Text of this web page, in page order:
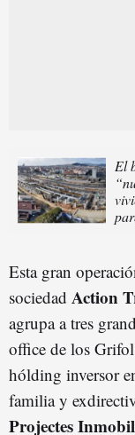
El
Esta gran
sociedad Action
agrupa a tres
office de los
hólding inversor
familia y
Projectes